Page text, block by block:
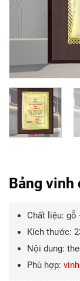
Bảng vinh
Chất liệu: gỗ
Kích thước:
Nội dung:
Phù hợp: